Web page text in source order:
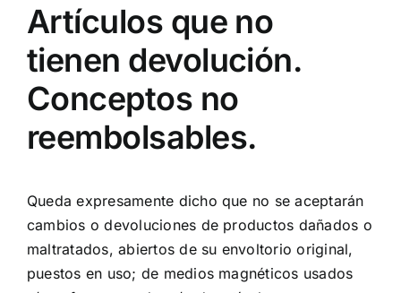
Artículos que no
tienen devolución.
Conceptos no
reembolsables.
Queda expresamente dicho que no se aceptarán
cambios o devoluciones de productos dañados o
maltratados, abiertos de su envoltorio original,
puestos en uso; de medios magnéticos usados